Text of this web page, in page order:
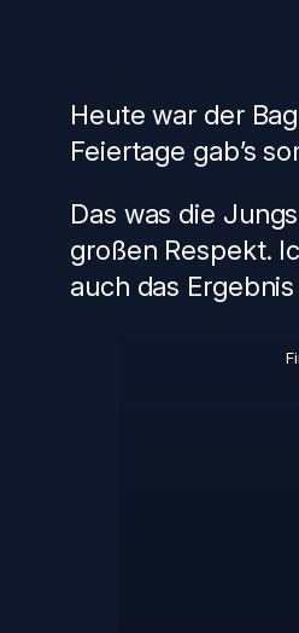
Heute war der
Feiertage gab’s
Das was die
großen Respekt.
auch das